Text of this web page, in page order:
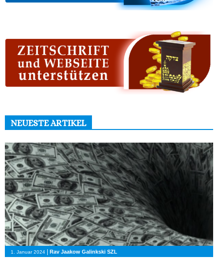
NEUESTE ARTIKEL
1. Januar 2024 | Rav Jaakow Galinkski SZL